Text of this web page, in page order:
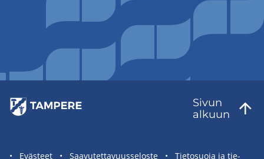
Sivun
al­kuun
Eväs­teet Saa­vu­tet­ta­vuus­se­los­te Tie­to­suo­ja ja tie­